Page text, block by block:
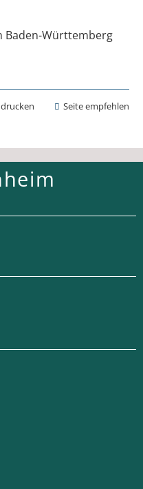
Baden-Württemberg
Seite empfehlen